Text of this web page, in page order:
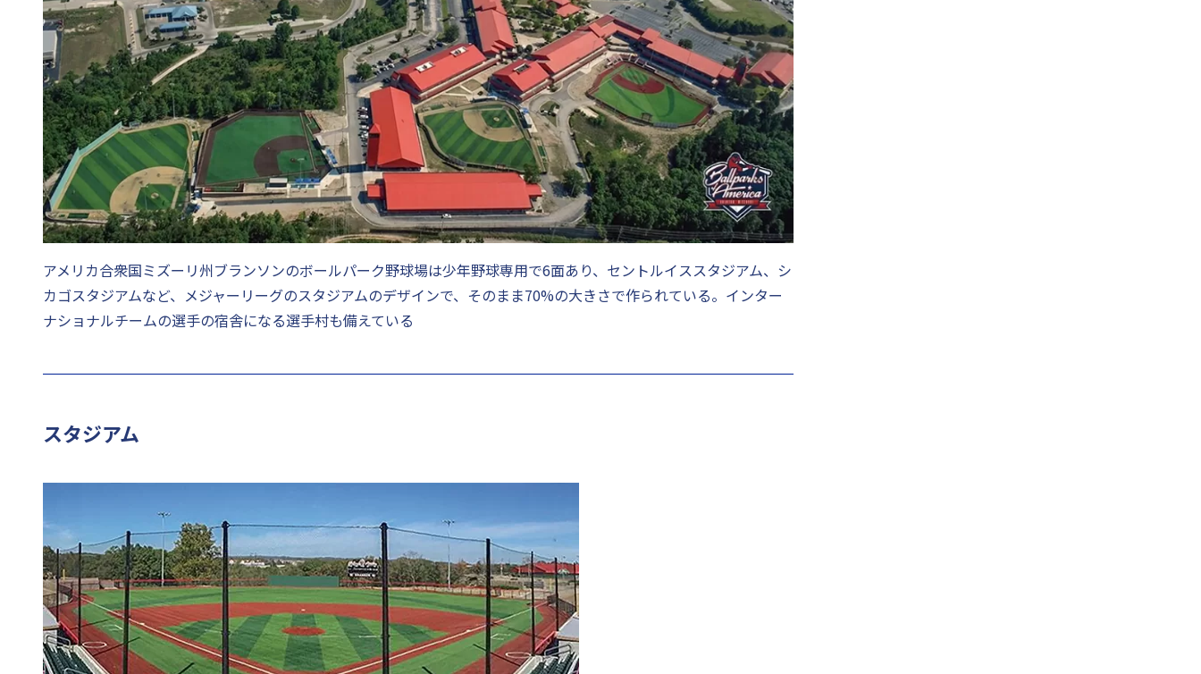
アメリカ合衆国ミズーリ州ブランソンのボールパーク野球場は少年野球専用で6面あり、セントルイススタジアム、シ
カゴスタジアムなど、メジャーリーグのスタジアムのデザインで、そのまま70%の大きさで作られている。インター
ナショナルチームの選手の宿舎になる選手村も備えている
スタジアム